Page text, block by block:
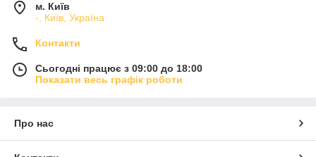
м. Київ
-, Київ, Україна
Контакти
Сьогодні працює з 09:00 до 18:00
Показати весь графік роботи
Про нас